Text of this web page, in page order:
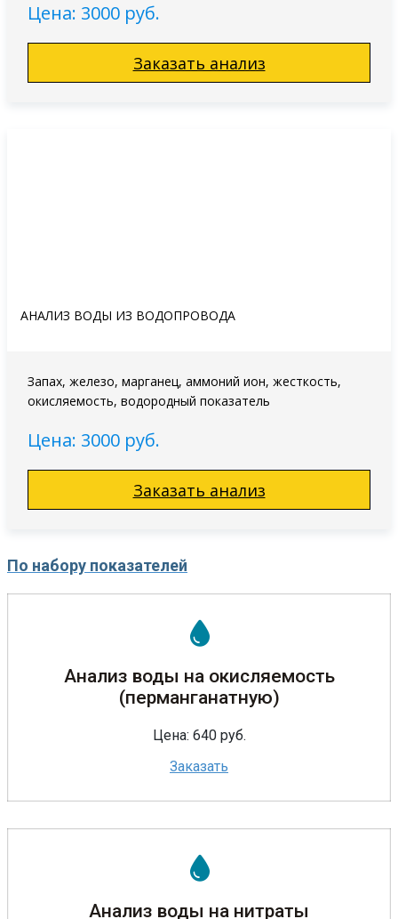
Цена: 3000 руб.
Заказать анализ
АНАЛИЗ ВОДЫ ИЗ ВОДОПРОВОДА
Запах, железо, марганец, аммоний ион, жесткость,
окисляемость, водородный показатель
Цена: 3000 руб.
Заказать анализ
По набору показателей
Анализ воды на окисляемость
(перманганатную)
Цена: 640 руб.
Заказать
Анализ воды на нитраты